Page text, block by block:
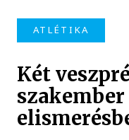
ATLÉTIKA
Két